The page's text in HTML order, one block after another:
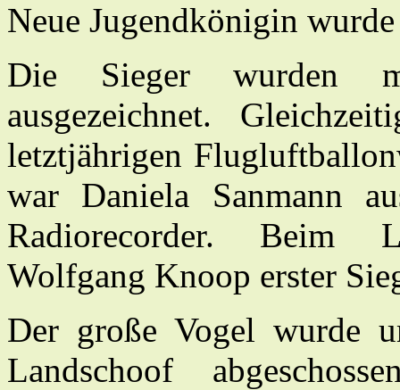
Neue Jugendkönigin
Die Sieger wurden
ausgezeichnet.
letztjährigen
war Daniela Sanmann
Radiorecorder. Beim
Wolfgang Knoop erster
Der große Vogel wurde
Landschoof